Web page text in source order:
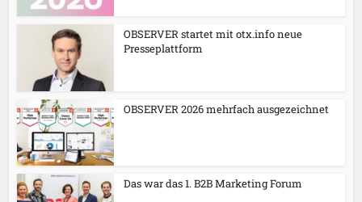
OBSERVER startet mit otx.info neue
Presseplattform
OBSERVER 2026 mehrfach ausgezeichnet
Das war das 1. B2B Marketing Forum